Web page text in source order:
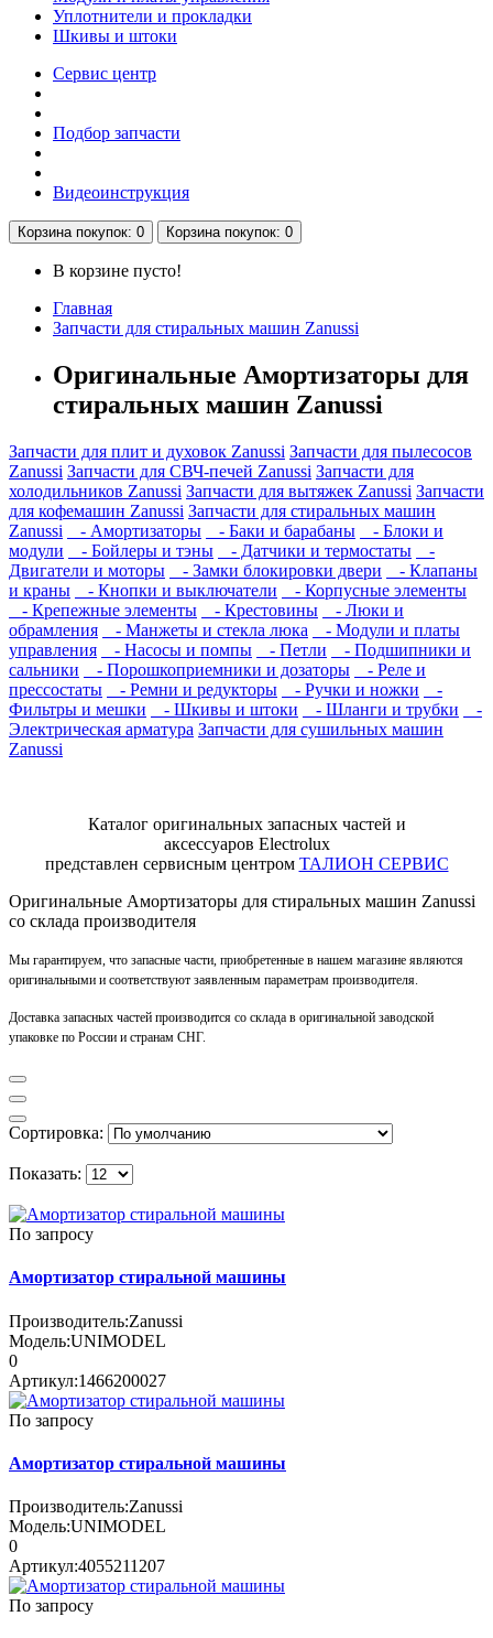
Уплотнители и прокладки
Шкивы и штоки
Сервис центр
Подбор запчасти
Видеоинструкция
Корзинапокупок: 0 Корзинапокупок: 0
В корзине пусто!
Главная
Запчасти для стиральных машин Zanussi
Оригинальные Амортизаторы для
стиральных машин Zanussi
Запчасти для плит и духовок Zanussi Запчасти для пылесосов
Zanussi Запчасти для СВЧ-печей Zanussi Запчасти для
холодильников Zanussi Запчасти для вытяжек Zanussi Запчасти
для кофемашин Zanussi Запчасти для стиральных машин
Zanussi
- Амортизаторы - Баки и барабаны
- Блоки и
модули
- Бойлеры и тэны - Датчики и термостаты
-
Двигатели и моторы
- Замки блокировки двери
- Клапаны
и краны
- Кнопки и выключатели
- Корпусные элементы
- Крепежные элементы
- Крестовины
- Люки и
обрамления
- Манжеты и стекла люка
- Модули и платы
управления
- Насосы и помпы - Петли
- Подшипники и
сальники
- Порошкоприемники и дозаторы
- Реле и
прессостаты
- Ремни и редукторы - Ручки и ножки
-
Фильтры и мешки
- Шкивы и штоки - Шланги и трубки
-
Электрическая арматура Запчасти для сушильных машин
Zanussi
Каталог оригинальных запасных частей и
аксессуаров Electrolux
представлен сервисным центром ТАЛИОН СЕРВИС
Оригинальные Амортизаторы для стиральных машин Zanussi
со склада производителя
Мы гарантируем, что запасные части, приобретенные в нашем магазине являются
оригинальными и соответствуют заявленным параметрам производителя.
Доставка запасных частей производится со склада в оригинальной заводской
упаковке по России и странам СНГ.
Сортировка:
Показать:
По запросу
Амортизатор стиральной машины
Производитель:Zanussi
Модель:UNIMODEL
0
Артикул:1466200027
По запросу
Амортизатор стиральной машины
Производитель:Zanussi
Модель:UNIMODEL
0
Артикул:4055211207
По запросу